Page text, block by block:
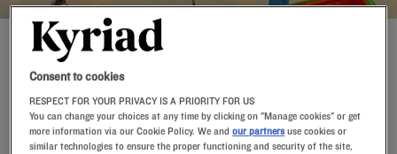
RESERVE AHORA EN NUESTROS HOTELES KYRIAD
Consent to cookies
RESPECT FOR YOUR PRIVACY IS A PRIORITY FOR US
You can change your choices at any time by clicking on "Manage cookies" or get
more information via our Cookie Policy. We andour partners use cookies or
similar technologies to ensure the proper functioning and security of the site,